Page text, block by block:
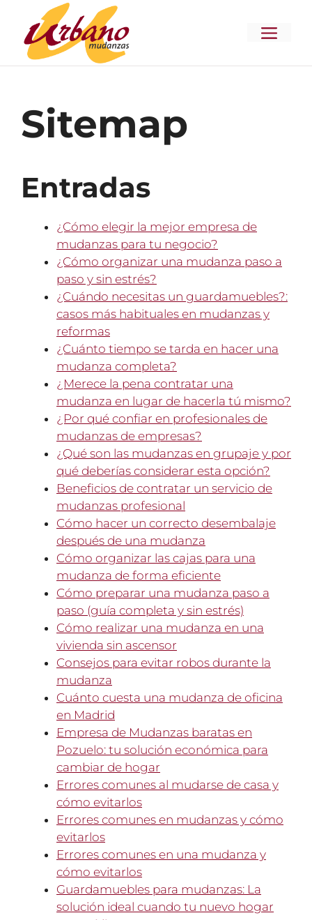
contenido
MENÚ
Sitemap
Entradas
¿Cómo elegir la mejor empresa de
mudanzas para tu negocio?
¿Cómo organizar una mudanza paso a
paso y sin estrés?
¿Cuándo necesitas un guardamuebles?:
casos más habituales en mudanzas y
reformas
¿Cuánto tiempo se tarda en hacer una
mudanza completa?
¿Merece la pena contratar una
mudanza en lugar de hacerla tú mismo?
¿Por qué confiar en profesionales de
mudanzas de empresas?
¿Qué son las mudanzas en grupaje y por
qué deberías considerar esta opción?
Beneficios de contratar un servicio de
mudanzas profesional
Cómo hacer un correcto desembalaje
después de una mudanza
Cómo organizar las cajas para una
mudanza de forma eficiente
Cómo preparar una mudanza paso a
paso (guía completa y sin estrés)
Cómo realizar una mudanza en una
vivienda sin ascensor
Consejos para evitar robos durante la
mudanza
Cuánto cuesta una mudanza de oficina
en Madrid
Empresa de Mudanzas baratas en
Pozuelo: tu solución económica para
cambiar de hogar
Errores comunes al mudarse de casa y
cómo evitarlos
Errores comunes en mudanzas y cómo
evitarlos
Errores comunes en una mudanza y
cómo evitarlos
Guardamuebles para mudanzas: La
solución ideal cuando tu nuevo hogar